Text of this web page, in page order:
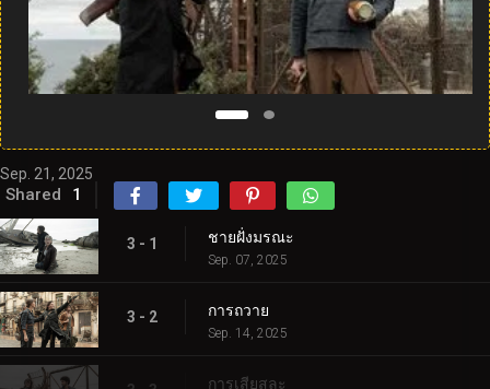
Sep. 21, 2025
Shared 1
3 - 1 ชายฝั่งมรณะ
Sep. 07, 2025
3 - 2 การถวาย
Sep. 14, 2025
การเสียสละ